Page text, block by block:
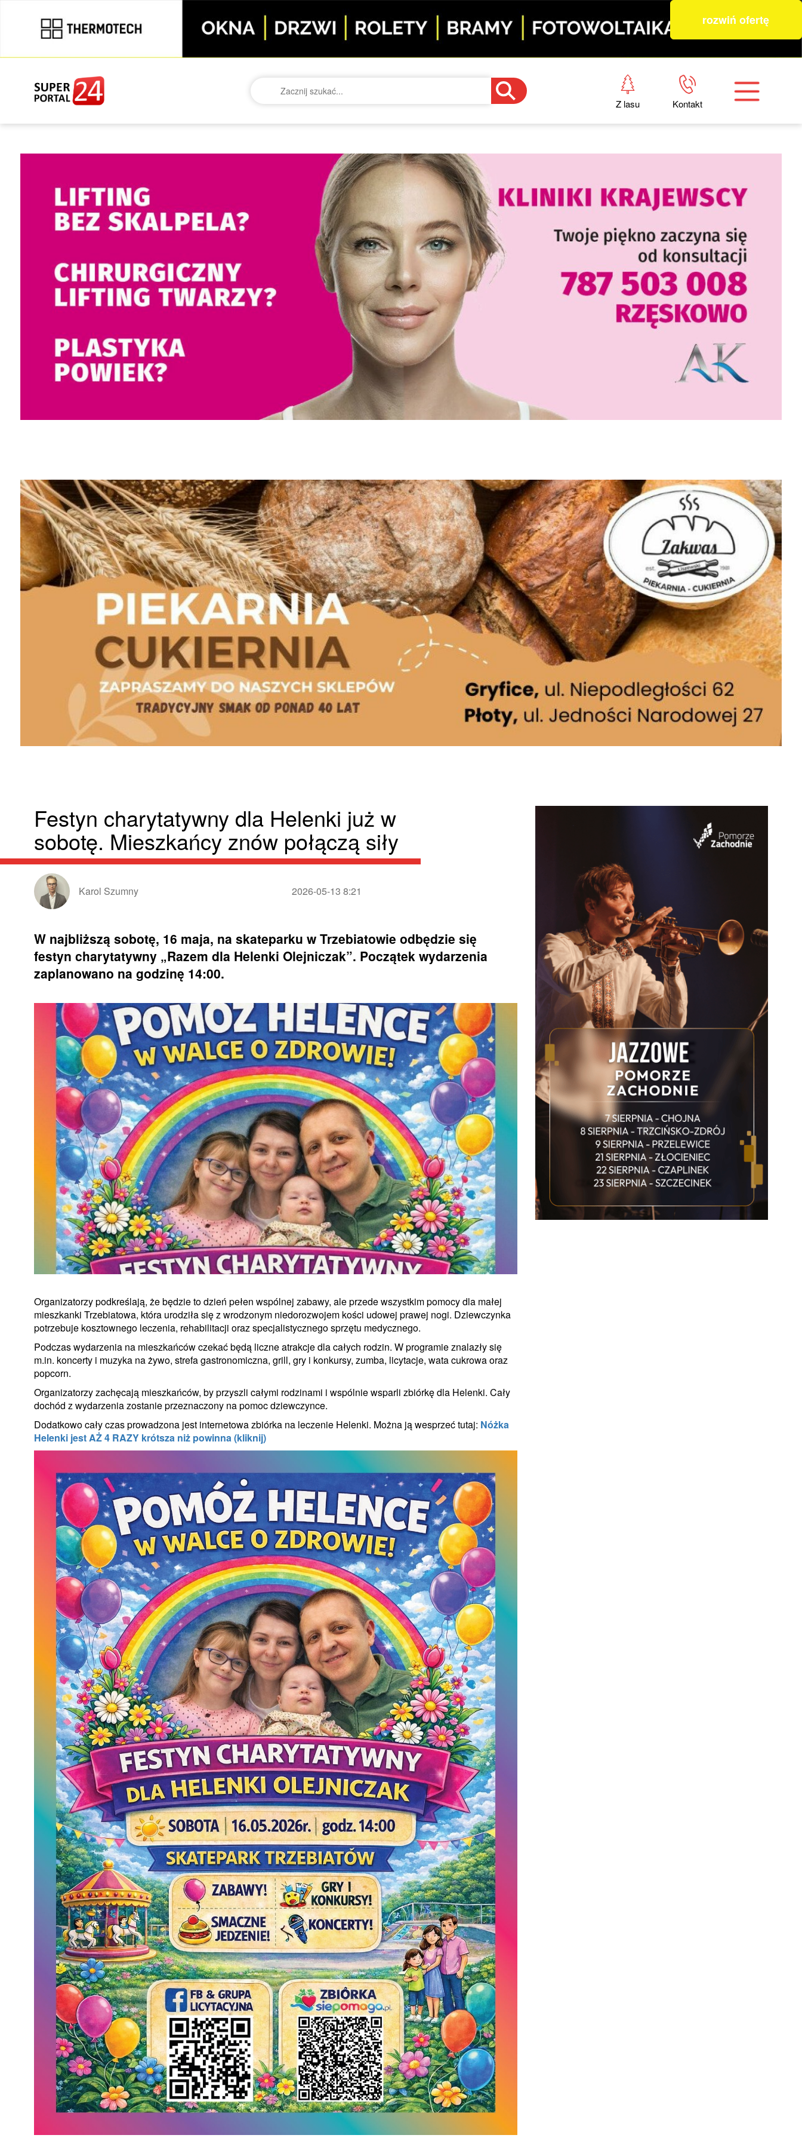
rozwiń ofertę
Z lasu Kontakt
Festyn charytatywny dla Helenki już w
sobotę. Mieszkańcy znów połączą siły
Karol Szumny 2026-05-13 8:21
W najbliższą sobotę, 16 maja, na skateparku w Trzebiatowie odbędzie się
festyn charytatywny „Razem dla Helenki Olejniczak”. Początek wydarzenia
zaplanowano na godzinę 14:00.
Organizatorzy podkreślają, że będzie to dzień pełen wspólnej zabawy, ale przede wszystkim pomocy dla małej
mieszkanki Trzebiatowa, która urodziła się z wrodzonym niedorozwojem kości udowej prawej nogi. Dziewczynka
potrzebuje kosztownego leczenia, rehabilitacji oraz specjalistycznego sprzętu medycznego.
Podczas wydarzenia na mieszkańców czekać będą liczne atrakcje dla całych rodzin. W programie znalazły się
m.in. koncerty i muzyka na żywo, strefa gastronomiczna, grill, gry i konkursy, zumba, licytacje, wata cukrowa oraz
popcorn.
Organizatorzy zachęcają mieszkańców, by przyszli całymi rodzinami i wspólnie wsparli zbiórkę dla Helenki. Cały
dochód z wydarzenia zostanie przeznaczony na pomoc dziewczynce.
Dodatkowo cały czas prowadzona jest internetowa zbiórka na leczenie Helenki. Można ją wesprzeć tutaj: Nóżka
Helenki jest AŻ 4 RAZY krótsza niż powinna (kliknij)